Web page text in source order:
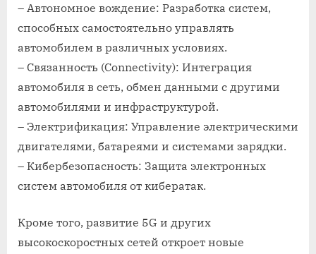
– Автономное вождение: Разработка систем,
способных самостоятельно управлять
автомобилем в различных условиях.
– Связанность (Connectivity): Интеграция
автомобиля в сеть, обмен данными с другими
автомобилями и инфраструктурой.
– Электрификация: Управление электрическими
двигателями, батареями и системами зарядки.
– Кибербезопасность: Защита электронных
систем автомобиля от кибератак.
Кроме того, развитие 5G и других
высокоскоростных сетей откроет новые